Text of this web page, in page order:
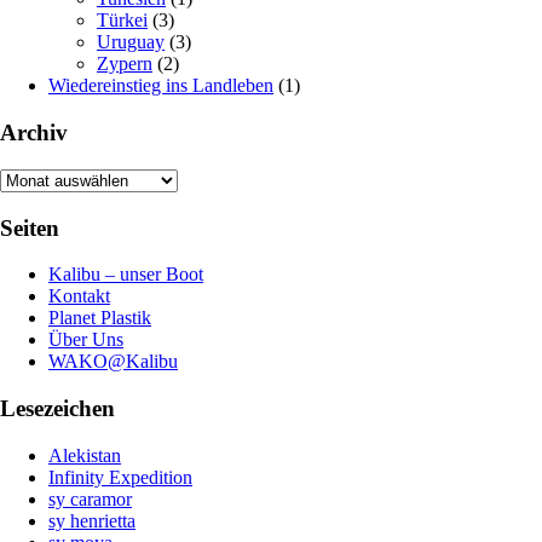
Türkei (3)
Uruguay (3)
Zypern (2)
Wiedereinstieg ins Landleben (1)
Archiv
Archiv
Seiten
Kalibu – unser Boot
Kontakt
Planet Plastik
Über Uns
WAKO@Kalibu
Lesezeichen
Alekistan
Infinity Expedition
sy caramor
sy henrietta